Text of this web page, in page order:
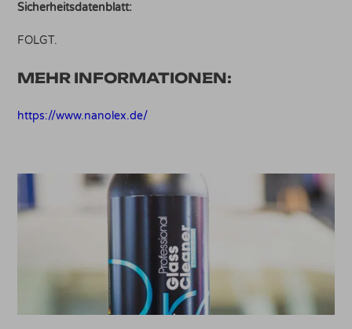
Sicherheitsdatenblatt:
FOLGT.
MEHR INFORMATIONEN:
https://www.nanolex.de/